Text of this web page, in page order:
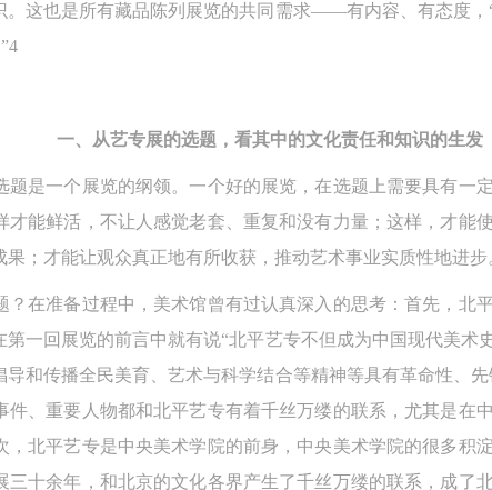
。这也是所有藏品陈列展览的共同需求——有内容、有态度，
一、从艺专展的选题，看其中的文化责任和知识的生发
题是一个展览的纲领。一个好的展览，在选题上需要具有一
才能鲜活，不让人感觉老套、重复和没有力量；这样，才能
；才能让观众真正地有所收获，推动艺术事业实质性地进步
？在准备过程中，美术馆曾有过认真深入的思考：首先，北
一回展览的前言中就有说“北平艺专不但成为中国现代美术
和传播全民美育、艺术与科学结合等精神等具有革命性、
件、重要人物都和北平艺专有着千丝万缕的联系，尤其是在
北平艺专是中央美术学院的前身，中央美术学院的很多积
三十余年，和北京的文化各界产生了千丝万缕的联系，成了